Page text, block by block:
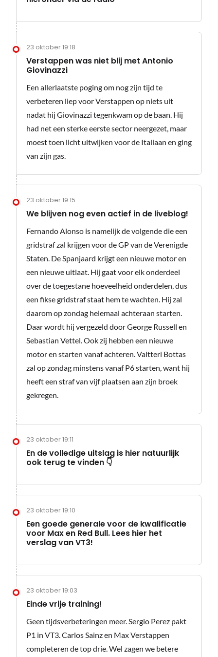
23 oktober 19:18
Verstappen was niet blij met Antonio
Giovinazzi
Een allerlaatste poging om nog zijn tijd te
verbeteren liep voor Verstappen op niets uit
nadat hij Giovinazzi tegenkwam op de baan. Hij
had net een sterke eerste sector neergezet, maar
moest toen licht uitwijken voor de Italiaan en ging
van zijn gas.
23 oktober 19:15
We blijven nog even actief in de liveblog!
Fernando Alonso is namelijk de volgende die een
gridstraf zal krijgen voor de GP van de Verenigde
Staten. De Spanjaard krijgt een nieuwe motor en
een nieuwe uitlaat. Hij gaat voor elk onderdeel
over de toegestane hoeveelheid onderdelen, dus
een fikse gridstraf staat hem te wachten. Hij zal
daarom op zondag helemaal achteraan starten.
Daar wordt hij vergezeld door George Russell en
Sebastian Vettel. Ook zij hebben een nieuwe
motor en starten vanaf achteren. Valtteri Bottas
zal op zondag minstens vanaf P6 starten, want hij
heeft een straf van vijf plaatsen aan zijn broek
gekregen.
23 oktober 19:11
En de volledige uitslag is hier natuurlijk
ook terug te vinden 👇
23 oktober 19:10
Een goede generale voor de kwalificatie
voor Max en Red Bull. Lees hier het
verslag van VT3!
23 oktober 19:03
Einde vrije training!
Geen tijdsverbeteringen meer. Sergio Perez pakt
P1 in VT3. Carlos Sainz en Max Verstappen
completeren de top drie. Wel zagen we betere